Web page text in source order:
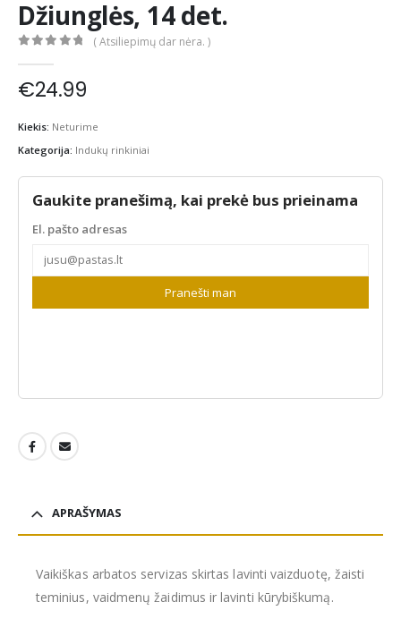
Džiunglės, 14 det.
( Atsiliepimų dar nėra. )
€24.99
Kiekis: Neturime
Kategorija: Indukų rinkiniai
Gaukite pranešimą, kai prekė bus prieinama
El. pašto adresas
Pranešti man
APRAŠYMAS
Vaikiškas arbatos servizas skirtas lavinti vaizduotę, žaisti
teminius, vaidmenų žaidimus ir lavinti kūrybiškumą.